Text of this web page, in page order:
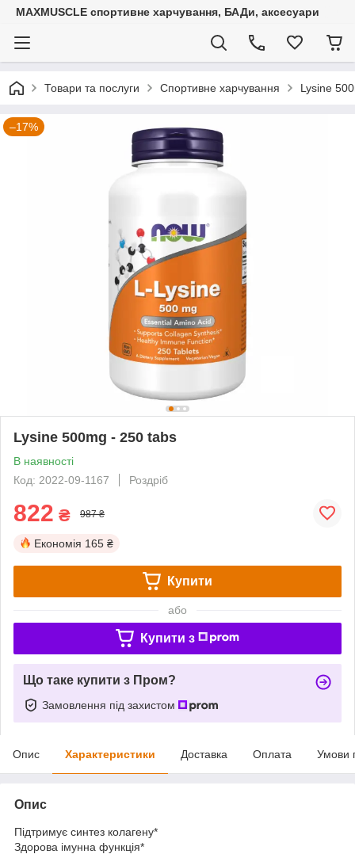
MAXMUSCLE спортивне харчування, БАДи, аксесуари
Товари та послуги Спортивне харчування Lysine
–17%
Lysine 500mg - 250 tabs
В наявності
Код: 2022-09-1167
Роздріб
822 ₴ 987 ₴
Економія 165 ₴
Купити
або
Купити з
Що таке купити з Пром?
Замовлення під захистом
Опис Характеристики Доставка Оплата Умови
Опис
Підтримує синтез колагену*
Здорова імунна функція*